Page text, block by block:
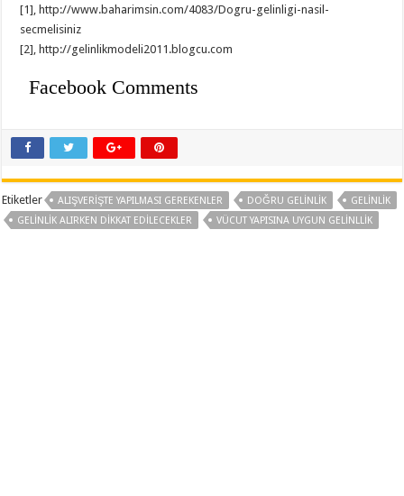
[1], http://www.baharimsin.com/4083/Dogru-gelinligi-nasil-
secmelisiniz
[2], http://gelinlikmodeli2011.blogcu.com
Facebook Comments
Etiketler ALIŞVERIŞTE YAPILMASI GEREKENLER DOĞRU GELINLIK
GELINLIK
GELINLIK ALIRKEN DIKKAT EDILECEKLER
VÜCUT YAPISINA UYGUN GELINLLIK